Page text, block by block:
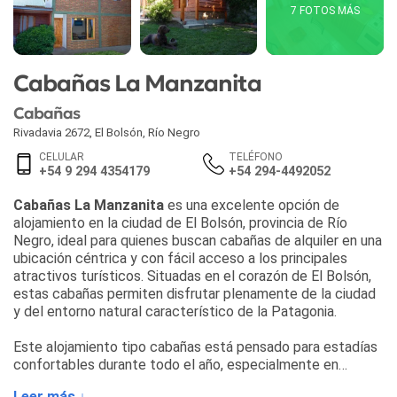
7 FOTOS MÁS
Cabañas La Manzanita
Cabañas
Rivadavia 2672 El Bolsón Río Negro
CELULAR
+54 9 294 4354179
TELÉFONO
+54 294-4492052
Cabañas La Manzanita es una excelente opción de
alojamiento en la ciudad de El Bolsón, provincia de Río
Negro, ideal para quienes buscan cabañas de alquiler en una
ubicación céntrica y con fácil acceso a los principales
atractivos turísticos. Situadas en el corazón de El Bolsón,
estas cabañas permiten disfrutar plenamente de la ciudad
y del entorno natural característico de la Patagonia.
Este alojamiento tipo cabañas está pensado para estadías
confortables durante todo el año, especialmente en